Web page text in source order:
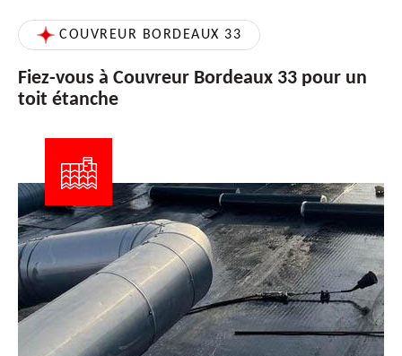
COUVREUR BORDEAUX 33
Fiez-vous à Couvreur Bordeaux 33 pour un
toit étanche